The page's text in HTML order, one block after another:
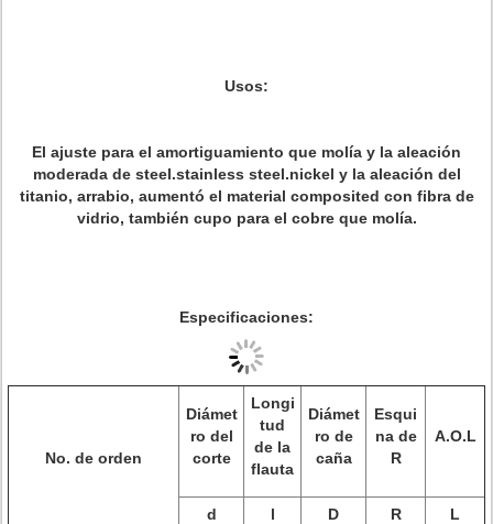
Usos:
El ajuste para el amortiguamiento que molía y la aleación
moderada de steel.stainless steel.nickel y la aleación del
titanio, arrabio, aumentó el material composited con fibra de
vidrio, también cupo para el cobre que molía.
Especificaciones:
No. de orden
Diámet
ro del
corte
Longi
tud
de la
flauta
Diámet
ro de
caña
Esqui
na de
R
A.O.L
d l D R L